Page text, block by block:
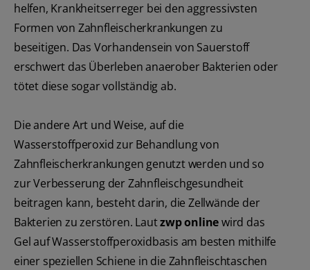
helfen, Krankheitserreger bei den aggressivsten
Formen von Zahnfleischerkrankungen zu
beseitigen. Das Vorhandensein von Sauerstoff
erschwert das Überleben anaerober Bakterien oder
tötet diese sogar vollständig ab.
Die andere Art und Weise, auf die
Wasserstoffperoxid zur Behandlung von
Zahnfleischerkrankungen genutzt werden und so
zur Verbesserung der Zahnfleischgesundheit
beitragen kann, besteht darin, die Zellwände der
Bakterien zu zerstören. Lautzwp onlinewird das
Gel auf Wasserstoffperoxidbasis am besten mithilfe
einer speziellen Schiene in die Zahnfleischtaschen